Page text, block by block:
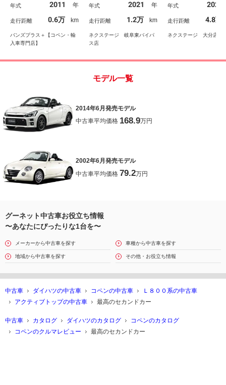
ラ／フロントメッシュグ
リル／フューエルリッド
ガーニッシュ／ＥＴＣ／
カロナビ／ＢＴ／シート
ヒータ
年式 2011 年
走行距離 0.6万 km
バンズプラス＋【コペン・輸
入車専門店】
ｏｏｔｈ ＣＤ ＤＶＤ
再生 フルセグ
年式 2021 年
走行距離 1.2万 km
ネクステージ 岐阜東バイパ
ス店
トライト オートエ
ン Ｂｌｕｅｔｏｏ
ｈ アイドリングス
プ
年式 2022
走行距離 4.8万
ネクステージ 大分店
モデル一覧
2014年6月発売モデル
中古車平均価格 168.9万円
2002年6月発売モデル
中古車平均価格 79.2万円
グーネット中古車お役立ち情報
〜あなたにぴったりな1台を〜
メーカーから中古車を探す 車種から中古車を探す
地域から中古車を探す その他・お役立ち情報
中古車 ダイハツの中古車 コペンの中古車
Ｌ８００系の中古車
アクティブトップの中古車
最高のセカンドカー
中古車 カタログ ダイハツのカタログ
コペンのカタログ
コペンのクルマレビュー
最高のセカンドカー